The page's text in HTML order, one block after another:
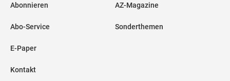
Abonnieren
Abo-Service
E-Paper
Kontakt
AZ-Magazine
Sonderthemen